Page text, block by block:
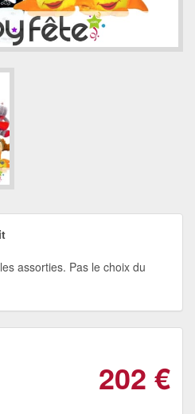
assorties. Pas le choix du
202 €